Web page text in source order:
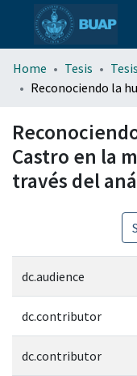
Home Tesis
Castro en la
través del
dc.audience
dc.contributor
dc.contributor